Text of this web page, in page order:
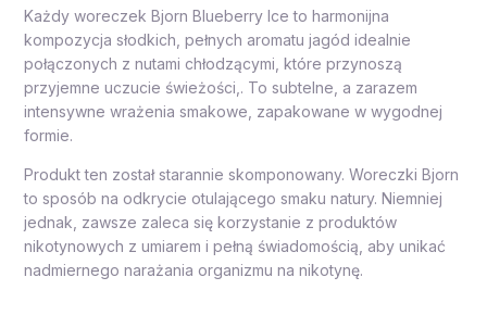
Każdy woreczek Bjorn Blueberry Ice to harmonijna
kompozycja słodkich, pełnych aromatu jagód idealnie
połączonych z nutami chłodzącymi, które przynoszą
przyjemne uczucie świeżości,. To subtelne, a zarazem
intensywne wrażenia smakowe, zapakowane w wygodnej
formie.
Produkt ten został starannie skomponowany. Woreczki Bjorn
to sposób na odkrycie otulającego smaku natury. Niemniej
jednak, zawsze zaleca się korzystanie z produktów
nikotynowych z umiarem i pełną świadomością, aby unikać
nadmiernego narażania organizmu na nikotynę.